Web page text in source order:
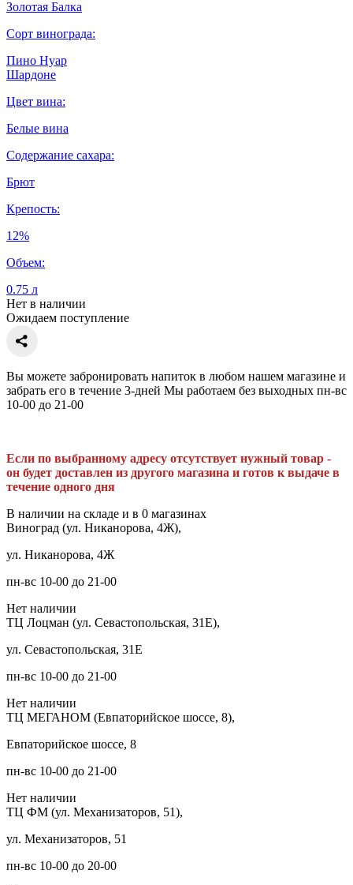
Золотая Балка
Сорт винограда:
Пино Нуар
Шардоне
Цвет вина:
Белые вина
Содержание сахара:
Брют
Крепость:
12%
Объем:
0.75 л
Нет в наличии
Ожидаем поступление
Вы можете забронировать напиток в любом нашем магазине и
забрать его в течение 3-дней Мы работаем без выходных пн-вс
10-00 до 21-00
Если по выбранному адресу отсутствует нужный товар -
он будет доставлен из другого магазина и готов к выдаче в
течение одного дня
В наличии на складе и в 0 магазинах
Виноград (ул. Никанорова, 4Ж),
ул. Никанорова, 4Ж
пн-вс 10-00 до 21-00
Нет наличии
ТЦ Лоцман (ул. Севастопольская, 31Е),
ул. Севастопольская, 31Е
пн-вс 10-00 до 21-00
Нет наличии
ТЦ МЕГАНОМ (Евпаторийское шоссе, 8),
Евпаторийское шоссе, 8
пн-вс 10-00 до 21-00
Нет наличии
ТЦ ФМ (ул. Механизаторов, 51),
ул. Механизаторов, 51
пн-вс 10-00 до 20-00